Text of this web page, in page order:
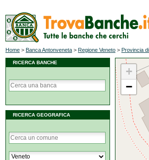
Home > Banca Antonveneta > Regione Veneto > Provincia
RICERCA BANCHE
RICERCA GEOGRAFICA
+
−